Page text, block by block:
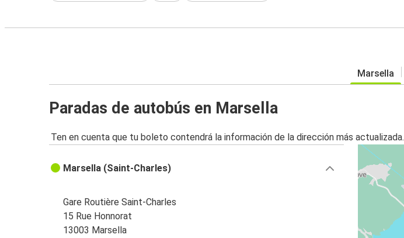
Marsella
Paradas de autobús en Marsella
Ten en cuenta que tu boleto contendrá la información de la dirección más actualizada.
Marsella (Saint-Charles)
Gare Routière Saint-Charles
15 Rue Honnorat
13003 Marsella